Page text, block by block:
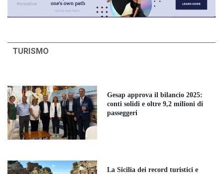
TURISMO
Gesap approva il bilancio 2025:
conti solidi e oltre 9,2 milioni di
passeggeri
La Sicilia dei record turistici e